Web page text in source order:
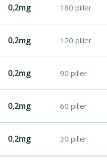
0,2mg 180 piller
0,2mg 120 piller
0,2mg 90 piller
0,2mg 60 piller
0,2mg 30 piller